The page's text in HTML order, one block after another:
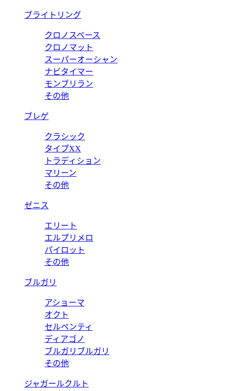
ブライトリング
クロノスペース
クロノマット
スーパーオーシャン
ナビタイマー
モンブリラン
その他
ブレゲ
クラシック
タイプXX
トラディション
マリーン
その他
ゼニス
エリート
エルプリメロ
パイロット
その他
ブルガリ
アショーマ
オクト
セルペンティ
ディアゴノ
ブルガリブルガリ
その他
ジャガールクルト